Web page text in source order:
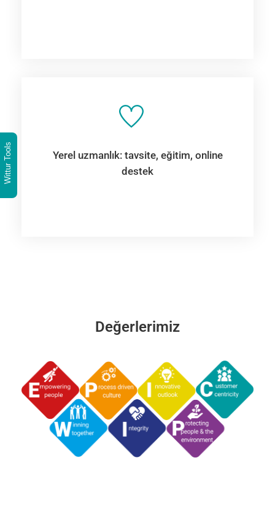
Wittur Tools
Yerel uzmanlık: tavsite, eğitim, online
destek
Değerlerimiz